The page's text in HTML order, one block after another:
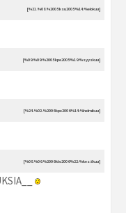
[%21.%08.%2005 ksu2005 %14:%elokuu]
[%09.%09.%2005 kpe2005 %19:%syyskuu]
[%24.%02.%2006 kpe2006 %14:%helmikuu]
[%08.%06.%2006 kto2006 %22:%kesäkuu]